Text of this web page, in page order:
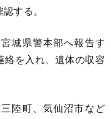
する。
城県警本部へ報告す
絡を入れ、遺体の収容
陸町、気仙沼市など